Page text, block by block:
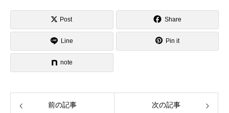
Post Share
Line Pin it
note
前の記事 次の記事